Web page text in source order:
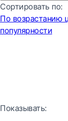
Сортировать по:
По возрастанию
популярности
Показывать: